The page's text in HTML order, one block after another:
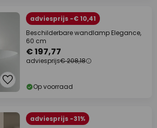
adviesprijs -€ 10,41
Beschilderbare wandlamp Elegance,
60 cm
€ 197,77
adviesprijs€ 208,18
Op voorraad
adviesprijs -31%